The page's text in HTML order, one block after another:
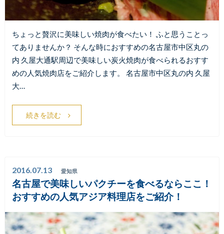
ちょっと贅沢に美味しい焼肉が食べたい！ ふと思うことっ
てありませんか？ そんな時におすすめの名古屋市中区丸の
内 久屋大通駅周辺で美味しい炭火焼肉が食べられるおすす
めの人気焼肉店をご紹介します。 名古屋市中区丸の内 久屋
大…
続きを読む
2016.07.13 愛知県
名古屋で美味しいパクチーを食べるならここ！
おすすめの人気アジア料理店をご紹介！